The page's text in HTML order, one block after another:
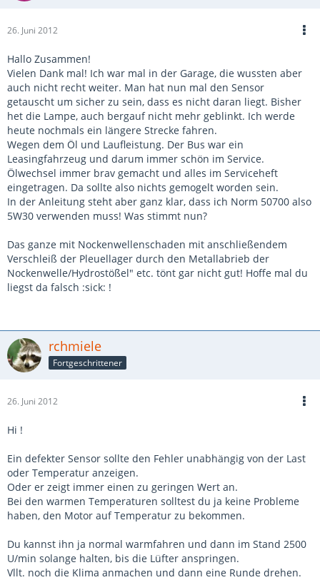
26. Juni 2012
Hallo Zusammen!
Vielen Dank mal! Ich war mal in der Garage, die wussten aber
auch nicht recht weiter. Man hat nun mal den Sensor
getauscht um sicher zu sein, dass es nicht daran liegt. Bisher
het die Lampe, auch bergauf nicht mehr geblinkt. Ich werde
heute nochmals ein längere Strecke fahren.
Wegen dem Öl und Laufleistung. Der Bus war ein
Leasingfahrzeug und darum immer schön im Service.
Ölwechsel immer brav gemacht und alles im Serviceheft
eingetragen. Da sollte also nichts gemogelt worden sein.
In der Anleitung steht aber ganz klar, dass ich Norm 50700 also
5W30 verwenden muss! Was stimmt nun?
Das ganze mit Nockenwellenschaden mit anschließendem
Verschleiß der Pleuellager durch den Metallabrieb der
Nockenwelle/Hydrostößel" etc. tönt gar nicht gut! Hoffe mal du
liegst da falsch :sick: !
rchmiele
Fortgeschrittener
26. Juni 2012
Hi !
Ein defekter Sensor sollte den Fehler unabhängig von der Last
oder Temperatur anzeigen.
Oder er zeigt immer einen zu geringen Wert an.
Bei den warmen Temperaturen solltest du ja keine Probleme
haben, den Motor auf Temperatur zu bekommen.
Du kannst ihn ja normal warmfahren und dann im Stand 2500
U/min solange halten, bis die Lüfter anspringen.
Vllt. noch die Klima anmachen und dann eine Runde drehen.